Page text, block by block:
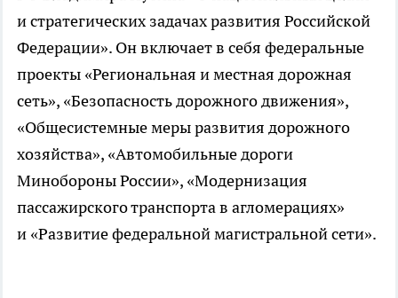
и стратегических задачах развития Российской
Федерации». Он включает в себя федеральные
проекты «Региональная и местная дорожная
сеть», «Безопасность дорожного движения»,
«Общесистемные меры развития дорожного
хозяйства», «Автомобильные дороги
Минобороны России», «Модернизация
пассажирского транспорта в агломерациях»
и «Развитие федеральной магистральной сети».